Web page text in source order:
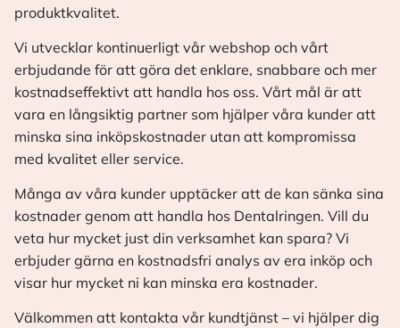
produktkvalitet.
Vi utvecklar kontinuerligt vår webshop och vårt
erbjudande för att göra det enklare, snabbare och mer
kostnadseffektivt att handla hos oss. Vårt mål är att
vara en långsiktig partner som hjälper våra kunder att
minska sina inköpskostnader utan att kompromissa
med kvalitet eller service.
Många av våra kunder upptäcker att de kan sänka sina
kostnader genom att handla hos Dentalringen. Vill du
veta hur mycket just din verksamhet kan spara? Vi
erbjuder gärna en kostnadsfri analys av era inköp och
visar hur mycket ni kan minska era kostnader.
Välkommen att kontakta vår kundtjänst – vi hjälper dig